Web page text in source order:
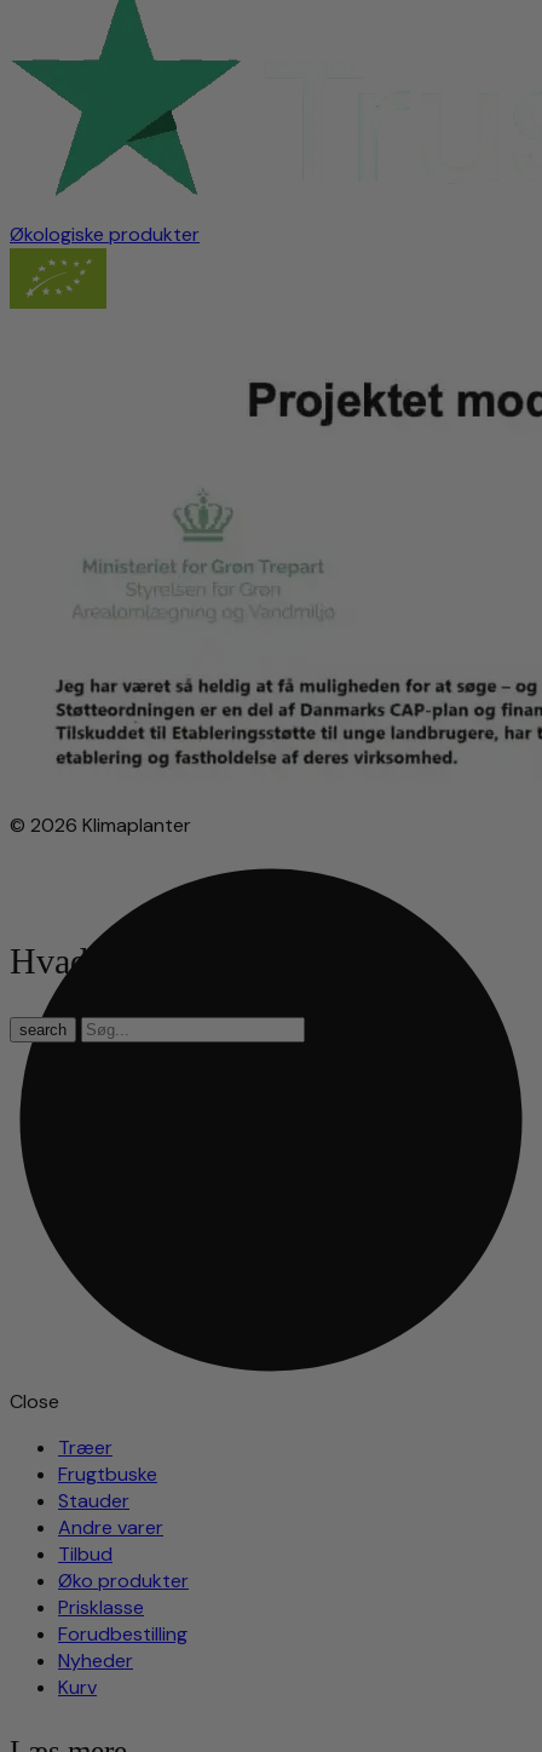
Økologiske produkter
© 2026 Klimaplanter
Hvad leder du efter?
search
Close
Træer
Frugtbuske
Stauder
Andre varer
Tilbud
Øko produkter
Prisklasse
Forudbestilling
Nyheder
Kurv